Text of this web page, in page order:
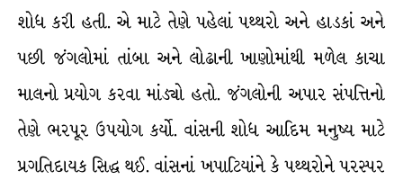
શોધ કરી હતી. એ માટે તેણે પહેલાં પથ્થરો અને હાડકાં અને
પછી જંગલોમાં તાંબા અને લોઢાની ખાણોમાંથી મળેલ કાચા
માલનો પ્રયોગ કરવા માંડ્યો હતો. જંગલોની અપાર સંપત્તિનો
તેણે ભરપૂર ઉપયોગ કર્યો. વાંસની શોધ આદિમ મનુષ્ય માટે
પ્રગતિદાયક સિદ્ધ થઈ. વાંસનાં ખપાટિયાંને કે પથ્થરોને પરસ્પર